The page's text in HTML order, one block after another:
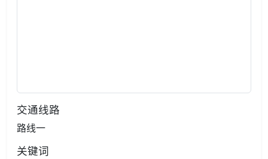
交通线路
路线一
关键词